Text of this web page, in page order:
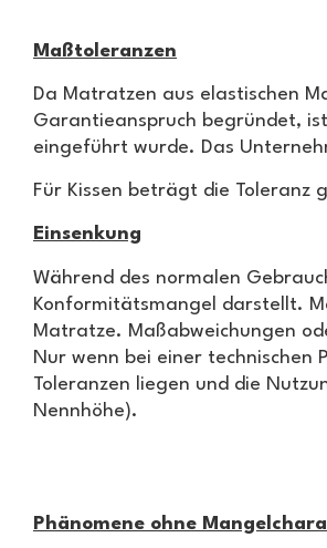
Maßtoleranzen
Da Matratzen aus elastischen
Garantieanspruch begründet,
eingeführt wurde. Das
Für Kissen beträgt die Toleranz
Einsenkung
Während des normalen
Konformitätsmangel darstellt.
Matratze. Maßabweichungen
Nur wenn bei einer
Toleranzen liegen und die
Nennhöhe).
Phänomene ohne